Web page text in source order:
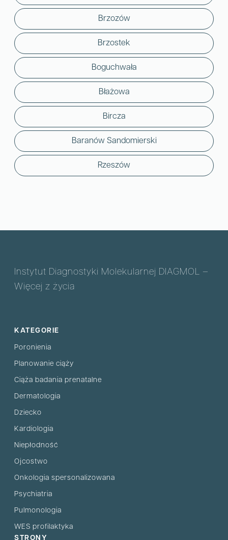
Brzozów
Brzostek
Boguchwała
Błażowa
Bircza
Baranów Sandomierski
Rzeszów
Instytut Diagnostyki Molekularnej DIAGMOL –
Więcej z życia
KATEGORIE
Poronienia
Planowanie ciąży
Ciąża badania prenatalne
Dermatologia
Dziecko
Kardiologia
Niepłodność
Ojcostwo
Onkologia spersonalizowana
Psychiatria
Pulmonologia
WES profilaktyka
STRONY